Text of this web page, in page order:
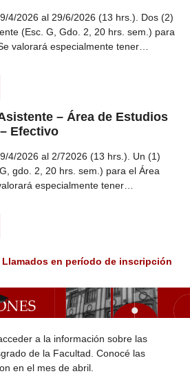
4/2026 al 29/6/2026 (13 hrs.). Dos (2)
(Esc. G, Gdo. 2, 20 hrs. sem.) para
valorará especialmente tener…
– Área de Estudios
Efectivo
4/2026 al 2/72026 (13 hrs.). Un (1)
gdo. 2, 20 hrs. sem.) para el Área
especialmente tener…
Llamados en período de inscripción
a la información sobre las
de la Facultad. Conocé las
en el mes de abril.